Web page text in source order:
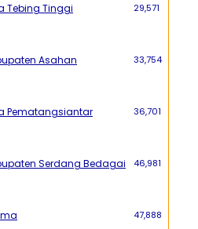
Tebing Tinggi 29,571
Asahan 33,754
Pematangsiantar 36,701
Serdang Bedagai 46,981
47,888